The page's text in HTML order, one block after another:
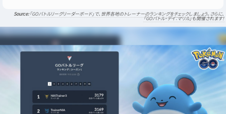
「GOバトルリーグリーダーボード」で、世界各地のトレーナーのランキングをチェックしましょう。さらに、
「GOバトル・デイ：マリル」も開催されます！